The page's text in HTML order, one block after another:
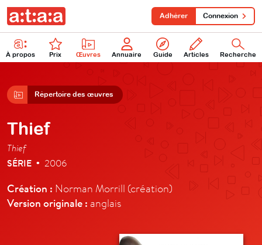
À propos Prix Œuvres Annuaire Guide Articles Recherche
Adhérer Connexion
Répertoire des œuvres
Thief
Thief
SÉRIE • 2006
Création : Norman Morrill (création)
Version originale : anglais